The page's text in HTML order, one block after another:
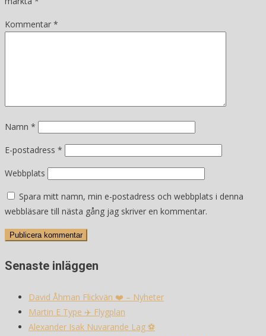
Kommentar *
Namn *
E-postadress *
Webbplats
Spara mitt namn, min e-postadress och webbplats i denna
webbläsare till nästa gång jag skriver en kommentar.
Senaste inläggen
David Åhman Flickvän ❤️ – Nyheter
Martin E Type ✈️ Flygplan
Alexander Isak Nuvarande Lag ⚽️